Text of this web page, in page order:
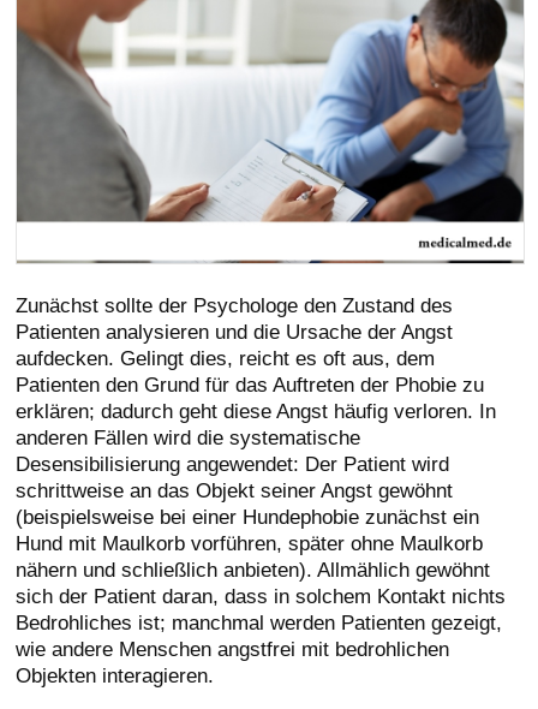
Zunächst sollte der Psychologe den Zustand des
Patienten analysieren und die Ursache der Angst
aufdecken. Gelingt dies, reicht es oft aus, dem
Patienten den Grund für das Auftreten der Phobie zu
erklären; dadurch geht diese Angst häufig verloren. In
anderen Fällen wird die systematische
Desensibilisierung angewendet: Der Patient wird
schrittweise an das Objekt seiner Angst gewöhnt
(beispielsweise bei einer Hundephobie zunächst ein
Hund mit Maulkorb vorführen, später ohne Maulkorb
nähern und schließlich anbieten). Allmählich gewöhnt
sich der Patient daran, dass in solchem Kontakt nichts
Bedrohliches ist; manchmal werden Patienten gezeigt,
wie andere Menschen angstfrei mit bedrohlichen
Objekten interagieren.